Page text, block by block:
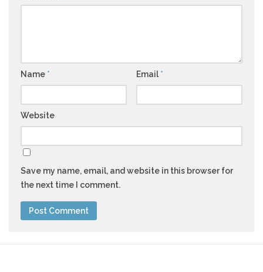
Name * Email *
Website
Save my name, email, and website in this browser for
the next time I comment.